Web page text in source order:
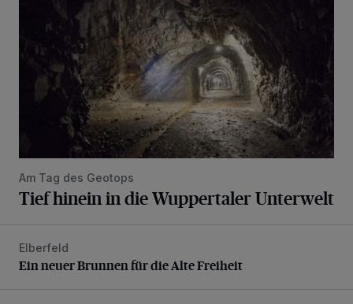
Am Tag des Geotops
Tief hinein in die Wuppertaler Unterwelt
Ein neuer Brunnen für die Alte Freiheit
Elberfeld
Ein neuer Brunnen für die Alte Freiheit